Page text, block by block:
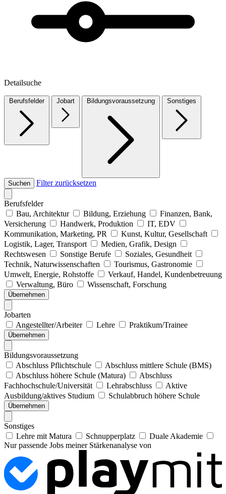
Detailsuche
Berufsfelder Jobart Bildungsvoraussetzung Sonstiges
Suchen Filter zurücksetzen
Berufsfelder
Bau, Architektur
Bildung, Erziehung
Finanzen, Bank,
Versicherung
Handwerk, Produktion
IT, EDV
Kommunikation, Marketing, PR
Kunst, Kultur, Gesellschaft
Logistik, Lager, Transport
Medien, Grafik, Design
Rechtswesen
Sonstige Berufe
Soziales, Gesundheit
Technik, Naturwissenschaften
Tourismus, Gastronomie
Umwelt, Energie, Rohstoffe
Verkauf, Handel, Kundenbetreuung
Verwaltung, Büro
Wissenschaft, Forschung
Übernehmen
Jobarten
Angestellter/Arbeiter
Lehre Praktikum/Trainee
Übernehmen
Bildungsvoraussetzung
Abschluss Pflichtschule
Abschluss mittlere Schule (BMS)
Abschluss höhere Schule (Matura)
Abschluss
Fachhochschule/Universität
Lehrabschluss
Aktive
Ausbildung/aktives Studium
Schulabbruch höhere Schule
Übernehmen
Sonstiges
Lehre mit Matura
Schnupperplatz
Duale Akademie
Nur passende Jobs meiner Stärkenanalyse von